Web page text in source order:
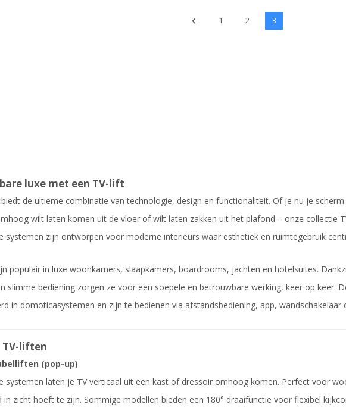
1 2 3
luxe met een TV-lift
biedt de ultieme combinatie van technologie, design en functionaliteit. Of je nu je
wilt laten komen uit de vloer of wilt laten zakken uit het plafond – onze collectie
systemen zijn ontworpen voor moderne interieurs waar esthetiek en ruimtegebruik
populair in luxe woonkamers, slaapkamers, boardrooms, jachten en hotelsuites.
slimme bediening zorgen ze voor een soepele en betrouwbare werking, keer op keer.
in domoticasystemen en zijn te bedienen via afstandsbediening, app, wandschakelaar
TV-liften
(pop-up)
systemen laten je TV verticaal uit een kast of dressoir omhoog komen. Perfect voor
in zicht hoeft te zijn. Sommige modellen bieden een 180° draaifunctie voor flexibel